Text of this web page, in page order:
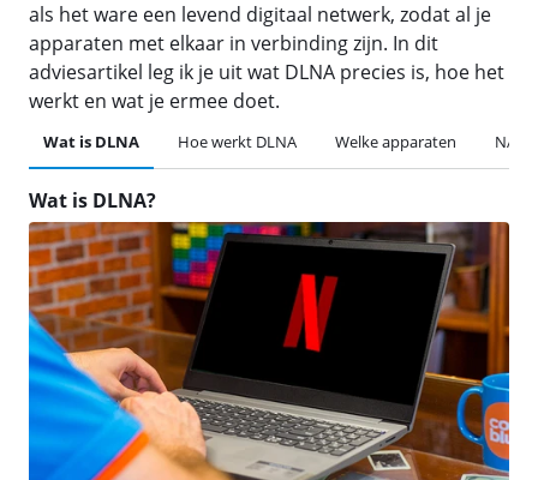
als het ware een levend digitaal netwerk, zodat al je
apparaten met elkaar in verbinding zijn. In dit
adviesartikel leg ik je uit wat DLNA precies is, hoe het
werkt en wat je ermee doet.
Wat is DLNA Hoe werkt DLNA Welke apparaten NAS
Wat is DLNA?